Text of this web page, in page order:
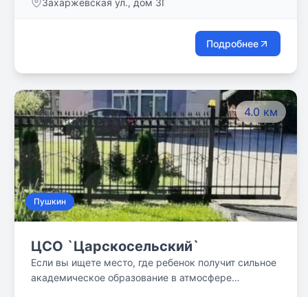
Захаржевская ул., дом 3Г
Подробнее
4.0 км
Пушкин
ЦСО `Царскосельский`
Если вы ищете место, где ребенок получит сильное
академическое образование в атмосфере